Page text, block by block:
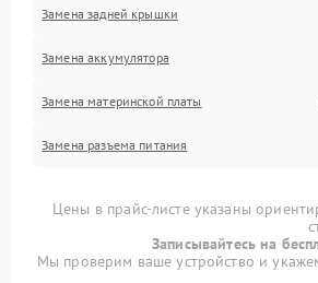
Замена задней крышки
Замена аккумулятора
Замена материнской платы
Замена разъема питания
Цены в прайс-листе указаны
Записывайтесь на
Мы проверим ваше устройство и